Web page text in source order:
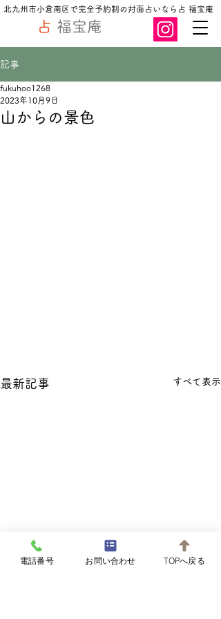
占 福宝庵
北九州市小倉南区で完全予約制の対面占いなら占 福宝庵
記事
山からの景色
fukuhoo1268
2023年10月9日
最新記事 すべて表示
電話番号 お問い合わせ TOPへ戻る